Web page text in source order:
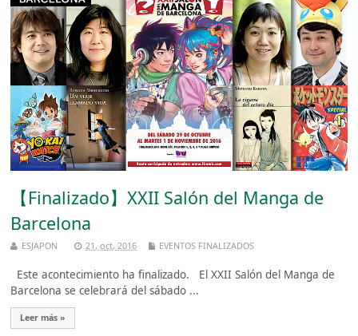
【Finalizado】XXII Salón del Manga de
Barcelona
ESJAPON 21, oct, 2016 EVENTOS FINALIZADOS
Este acontecimiento ha finalizado. El XXII Salón del Manga de
Barcelona se celebrará del sábado ...
Leer más »